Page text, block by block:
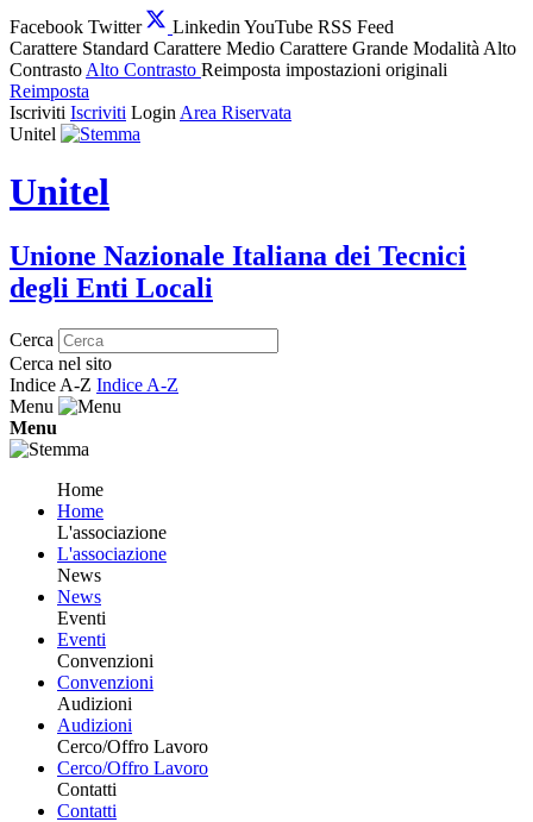
Facebook Twitter Linkedin YouTube RSS Feed
Carattere Standard Carattere Medio Carattere Grande Modalità Alto
Contrasto Alto Contrasto Reimposta impostazioni originali
Reimposta
Iscriviti Iscriviti Login Area Riservata
Unitel
Unitel
Unione Nazionale Italiana dei Tecnici
degli Enti Locali
Cerca
Cerca nel sito
Indice A-Z Indice A-Z
Menu
Menu
Home
Home
L'associazione
L'associazione
News
News
Eventi
Eventi
Convenzioni
Convenzioni
Audizioni
Audizioni
Cerco/Offro Lavoro
Cerco/Offro Lavoro
Contatti
Contatti